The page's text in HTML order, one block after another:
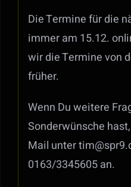
Die Termine für die
immer am 15.12.
wir die Termine von
früher.
Wenn Du weitere
Sonderwünsche
Mail unter
0163/3345605 an.